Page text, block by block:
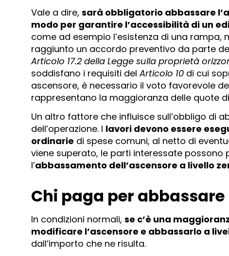
Vale a dire, sarà obbligatorio abbassare
modo per garantire l’accessibilità di un
come ad esempio l’esistenza di una
raggiunto un accordo preventivo da parte
Articolo 17.2 della Legge sulla proprietà
soddisfano i requisiti delArticolo 10 di cui
ascensore, è necessario il voto favorevole
rappresentano la maggioranza delle quote
Un altro fattore che influisce sull’obbligo di
dell’operazione. I lavori devono essere
ordinarie di spese comuni, al netto di
viene superato, le parti interessate possono
l’abbassamento dell’ascensore a livello
Chi paga per abbassare
In condizioni normali, se c’è una
modificare l’ascensore e abbassarlo a
dall’importo che ne risulta.